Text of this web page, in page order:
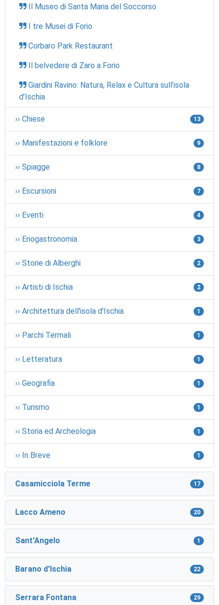
Il Museo di Santa Maria del Soccorso
I tre Musei di Forio
Corbaro Park Restaurant
Il belvedere di Zaro a Forio
Giardini Ravino: Natura, Relax e Cultura sull’isola
d’Ischia
›› Chiese 13
›› Manifestazioni e folklore 9
›› Spiagge 8
›› Escursioni 7
›› Eventi 4
›› Enogastronomia 3
›› Storie di Alberghi 2
›› Artisti di Ischia 2
›› Architettura dell'isola d'Ischia 1
›› Parchi Termali 1
›› Letteratura 1
›› Geografia 1
›› Turismo 1
›› Storia ed Archeologia 1
›› In Breve 1
Casamicciola Terme 17
Lacco Ameno 20
Sant'Angelo 1
Barano d'Ischia 22
Serrara Fontana 29